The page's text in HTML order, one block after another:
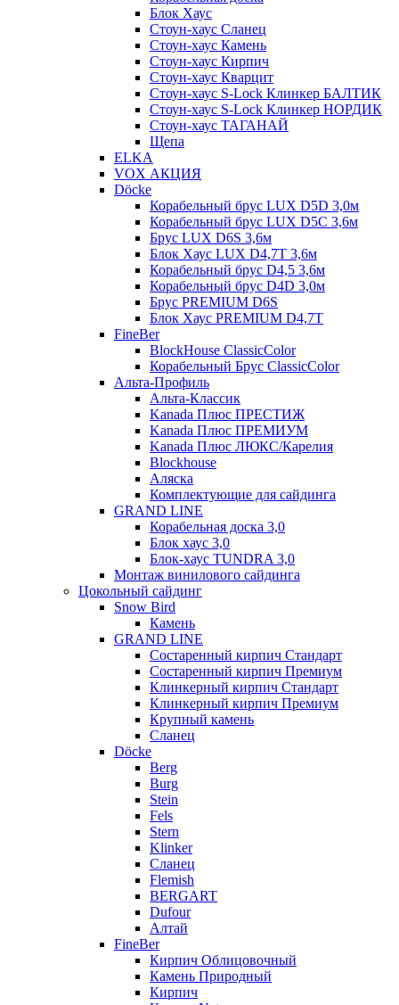
Блок Хаус
Стоун-хаус Сланец
Стоун-хаус Камень
Стоун-хаус Кирпич
Стоун-хаус Кварцит
Стоун-хаус S-Lock Клинкер БАЛТИК
Стоун-хаус S-Lock Клинкер НОРДИК
Стоун-хаус ТАГАНАЙ
Щепа
ELKA
VOX АКЦИЯ
Döcke
Корабельный брус LUX D5D 3,0м
Корабельный брус LUX D5C 3,6м
Брус LUX D6S 3,6м
Блок Хаус LUX D4,7T 3,6м
Корабельный брус D4,5 3,6м
Корабельный брус D4D 3,0м
Брус PREMIUM D6S
Блок Хаус PREMIUM D4,7T
FineBer
BlockHouse ClassicColor
Корабельный Брус ClassicColor
Альта-Профиль
Альта-Классик
Kanada Плюс ПРЕСТИЖ
Kanada Плюс ПРЕМИУМ
Kanada Плюс ЛЮКС/Карелия
Blockhouse
Аляска
Комплектующие для сайдинга
GRAND LINE
Корабельная доска 3,0
Блок хаус 3,0
Блок-хаус TUNDRA 3,0
Монтаж винилового сайдинга
Цокольный сайдинг
Snow Bird
Камень
GRAND LINE
Состаренный кирпич Стандарт
Состаренный кирпич Премиум
Клинкерный кирпич Стандарт
Клинкерный кирпич Премиум
Крупный камень
Сланец
Döcke
Berg
Burg
Stein
Fels
Stern
Klinker
Сланец
Flemish
BERGART
Dufour
Алтай
FineBer
Кирпич Облицовочный
Камень Природный
Кирпич